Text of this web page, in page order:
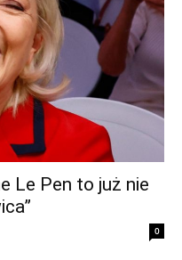
Le Pen to już nie
0